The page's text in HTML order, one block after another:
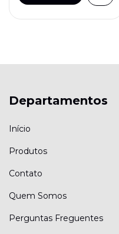
Departamentos
Início
Produtos
Contato
Quem Somos
Perguntas Freguentes